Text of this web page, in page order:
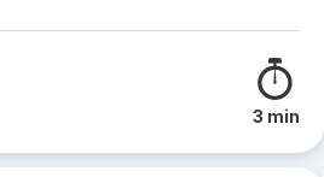
3 min